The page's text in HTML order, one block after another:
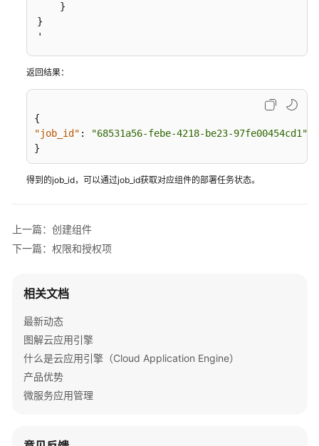
API
用
读
API
览
如
何
用
API
    }
}
'
返回结果：
{
"job_id" :
"68531a56-febe-4218-be23-97fe00454cd1"
}
得到的job_id，可以通过job_id获取对应组件的部署任务状态。
上一篇：创建组件
下一篇：权限和授权项
相关文档
最新动态
图解云应用引擎
什么是云应用引擎（Cloud Application Engine）
产品优势
微服务应用管理